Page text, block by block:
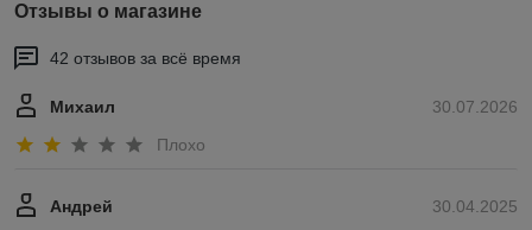
Отзывы о магазине
42 отзывов за всё время
30.07.2026
Михаил
Плохо
30.04.2025
Андрей